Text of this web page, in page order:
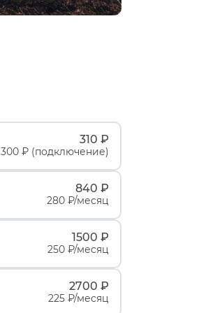
310 ₽
300 ₽ (подключение)
840 ₽
280 ₽/месяц
1500 ₽
250 ₽/месяц
2700 ₽
225 ₽/месяц